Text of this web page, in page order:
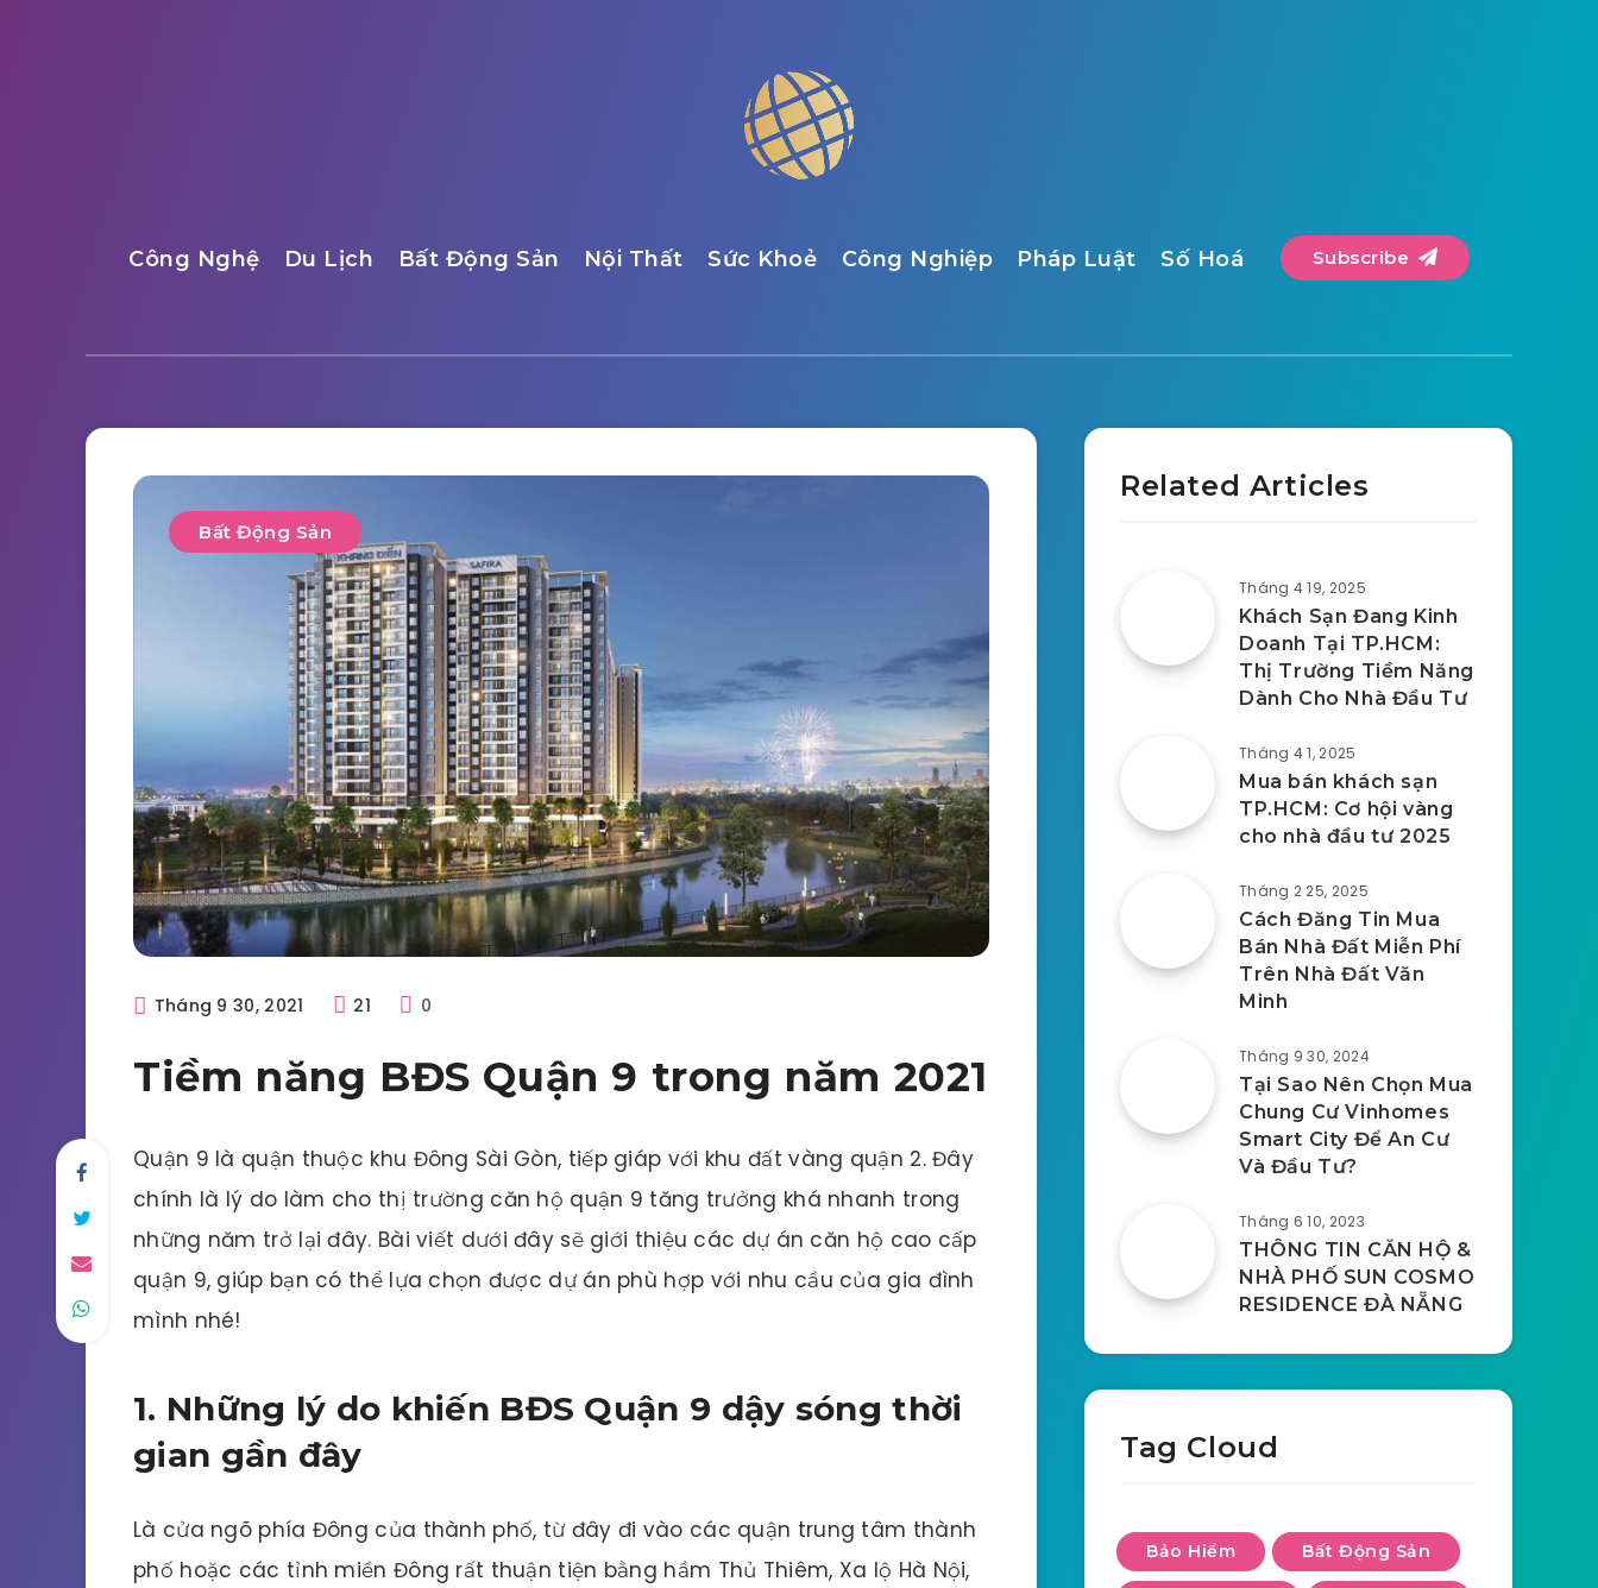
Công Nghệ Du Lịch Bất Động Sản Nội Thất Sức Khoẻ Công Nghiệp Pháp Luật Số Hoá Subscribe
Bất Động Sản
Tháng 9 30, 2021 21 0
Tiềm năng BĐS Quận 9 trong năm 2021
Quận 9 là quận thuộc khu Đông Sài Gòn, tiếp giáp với khu đất vàng quận 2. Đây
chính là lý do làm cho thị trường căn hộ quận 9 tăng trưởng khá nhanh trong
những năm trở lại đây. Bài viết dưới đây sẽ giới thiệu các dự án căn hộ cao cấp
quận 9, giúp bạn có thể lựa chọn được dự án phù hợp với nhu cầu của gia đình
mình nhé!
1. Những lý do khiến BĐS Quận 9 dậy sóng thời
gian gần đây
Là cửa ngõ phía Đông của thành phố, từ đây đi vào các quận trung tâm thành
phố hoặc các tỉnh miền Đông rất thuận tiện bằng hầm Thủ Thiêm, Xa lộ Hà Nội,
Related Articles
Tháng 4 19, 2025
Khách Sạn Đang Kinh
Doanh Tại TP.HCM:
Thị Trường Tiềm Năng
Dành Cho Nhà Đầu Tư
Tháng 4 1, 2025
Mua bán khách sạn
TP.HCM: Cơ hội vàng
cho nhà đầu tư 2025
Tháng 2 25, 2025
Cách Đăng Tin Mua
Bán Nhà Đất Miễn Phí
Trên Nhà Đất Văn
Minh
Tháng 9 30, 2024
Tại Sao Nên Chọn Mua
Chung Cư Vinhomes
Smart City Để An Cư
Và Đầu Tư?
Tháng 6 10, 2023
THÔNG TIN CĂN HỘ &
NHÀ PHỐ SUN COSMO
RESIDENCE ĐÀ NẴNG
Tag Cloud
Bảo Hiểm Bất Động Sản